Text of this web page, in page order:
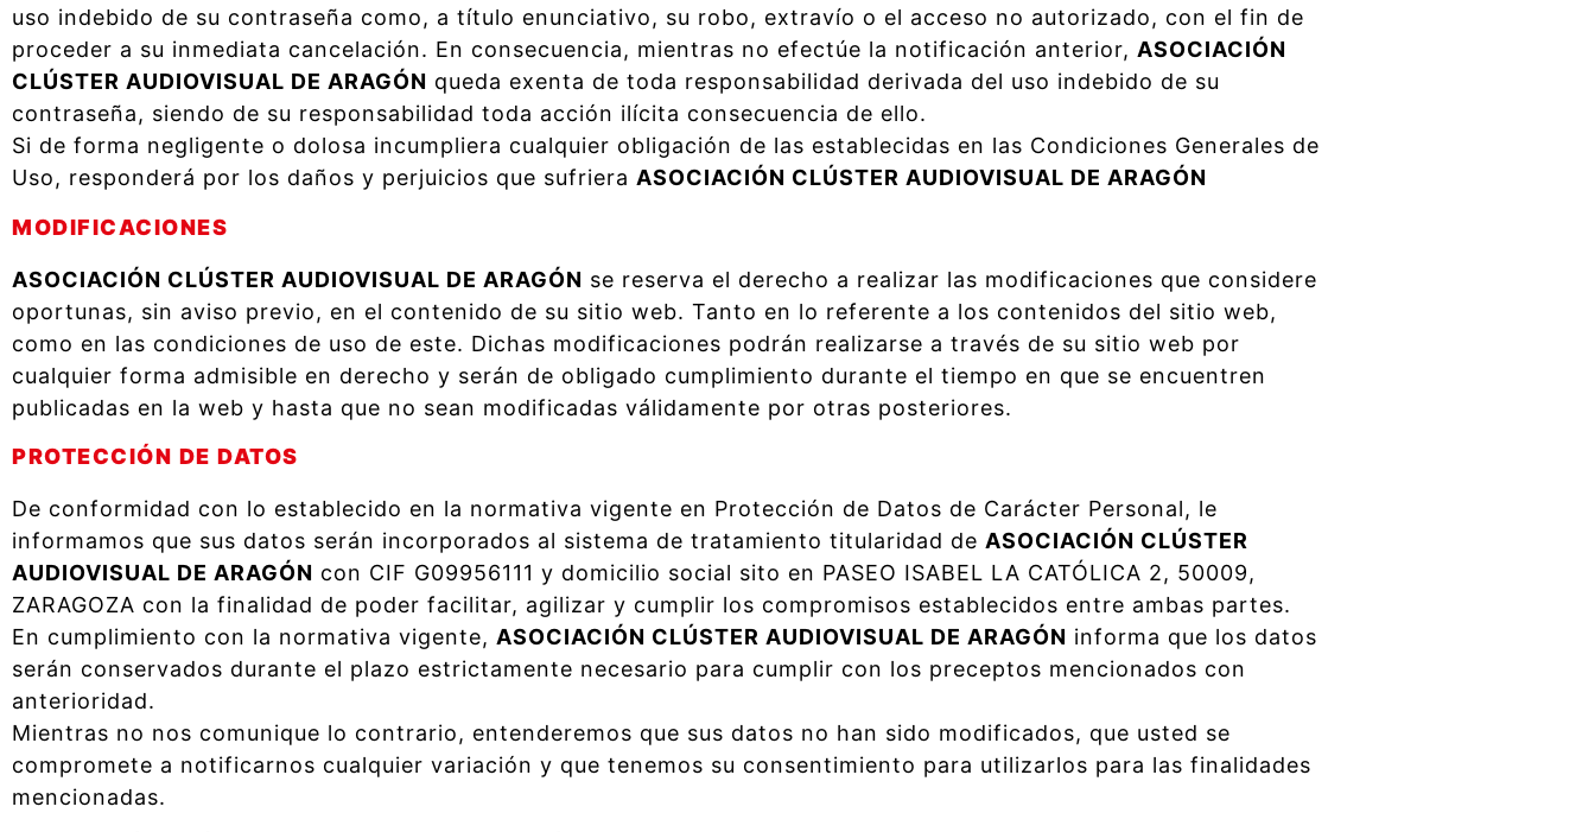
uso indebido de su contraseña como, a título enunciativo, su robo, extravío o el acceso no autorizado, con el fin de
proceder a su inmediata cancelación. En consecuencia, mientras no efectúe la notificación anterior, ASOCIACIÓN
CLÚSTER AUDIOVISUAL DE ARAGÓN queda exenta de toda responsabilidad derivada del uso indebido de su
contraseña, siendo de su responsabilidad toda acción ilícita consecuencia de ello.
Si de forma negligente o dolosa incumpliera cualquier obligación de las establecidas en las Condiciones Generales de
Uso, responderá por los daños y perjuicios que sufriera ASOCIACIÓN CLÚSTER AUDIOVISUAL DE ARAGÓN
MODIFICACIONES
ASOCIACIÓN CLÚSTER AUDIOVISUAL DE ARAGÓN se reserva el derecho a realizar las modificaciones que considere
oportunas, sin aviso previo, en el contenido de su sitio web. Tanto en lo referente a los contenidos del sitio web,
como en las condiciones de uso de este. Dichas modificaciones podrán realizarse a través de su sitio web por
cualquier forma admisible en derecho y serán de obligado cumplimiento durante el tiempo en que se encuentren
publicadas en la web y hasta que no sean modificadas válidamente por otras posteriores.
PROTECCIÓN DE DATOS
De conformidad con lo establecido en la normativa vigente en Protección de Datos de Carácter Personal, le
informamos que sus datos serán incorporados al sistema de tratamiento titularidad de ASOCIACIÓN CLÚSTER
AUDIOVISUAL DE ARAGÓN con CIF G09956111 y domicilio social sito en PASEO ISABEL LA CATÓLICA 2, 50009,
ZARAGOZA con la finalidad de poder facilitar, agilizar y cumplir los compromisos establecidos entre ambas partes.
En cumplimiento con la normativa vigente, ASOCIACIÓN CLÚSTER AUDIOVISUAL DE ARAGÓN informa que los datos
serán conservados durante el plazo estrictamente necesario para cumplir con los preceptos mencionados con
anterioridad.
Mientras no nos comunique lo contrario, entenderemos que sus datos no han sido modificados, que usted se
compromete a notificarnos cualquier variación y que tenemos su consentimiento para utilizarlos para las finalidades
mencionadas.